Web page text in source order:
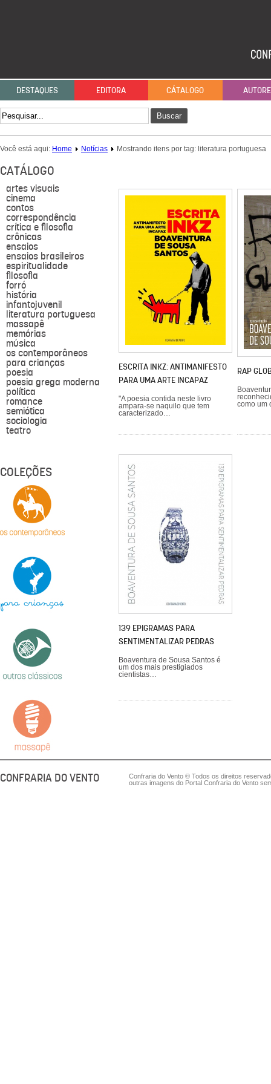
DESTAQUES EDITORA CÁTALOGO
Buscar
Você está aqui: Home Notícias Mostrando itens por tag: literatura portuguesa
CATÁLOGO
artes visuais
cinema
contos
correspondência
crítica e filosofia
crônicas
ensaios
ensaios brasileiros
espiritualidade
filosofia
forró
história
infantojuvenil
literatura portuguesa
massapê
memórias
música
os contemporâneos
para crianças
poesia
poesia grega moderna
política
romance
semiótica
sociologia
teatro
COLEÇÕES
ESCRITA INKZ: ANTIMANIFESTO
PARA UMA ARTE INCAPAZ
"A poesia contida neste livro
ampara-se naquilo que tem
caracterizado…
RAP
como um
139 EPIGRAMAS PARA
SENTIMENTALIZAR PEDRAS
Boaventura de Sousa Santos é
um dos mais prestigiados
cientistas…
CONFRARIA DO VENTO
Confraria do Vento © Todos os direitos
outras imagens do Portal Confraria do Vento